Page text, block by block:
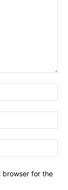
browser for the